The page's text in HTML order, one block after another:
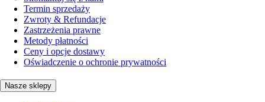
Termin sprzedaży
Zwroty & Refundacje
Zastrzeżenia prawne
Metody płatności
Ceny i opcje dostawy
Oświadczenie o ochronie prywatności
Nasze sklepy